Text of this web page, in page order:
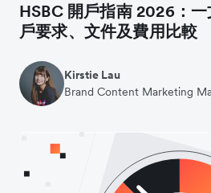
HSBC 開戶指南 2026：
戶要求、文件及費用比較
Kirstie Lau
Brand Content Marketing